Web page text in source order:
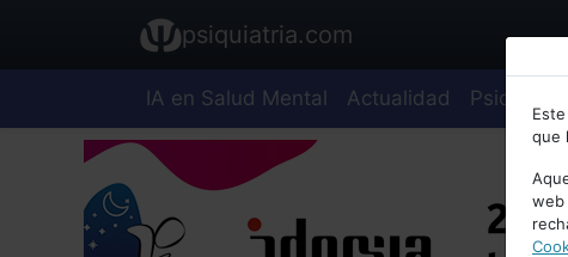
psiquiatria.com
IA en Salud Mental Actualidad Psiquiatría
que
web